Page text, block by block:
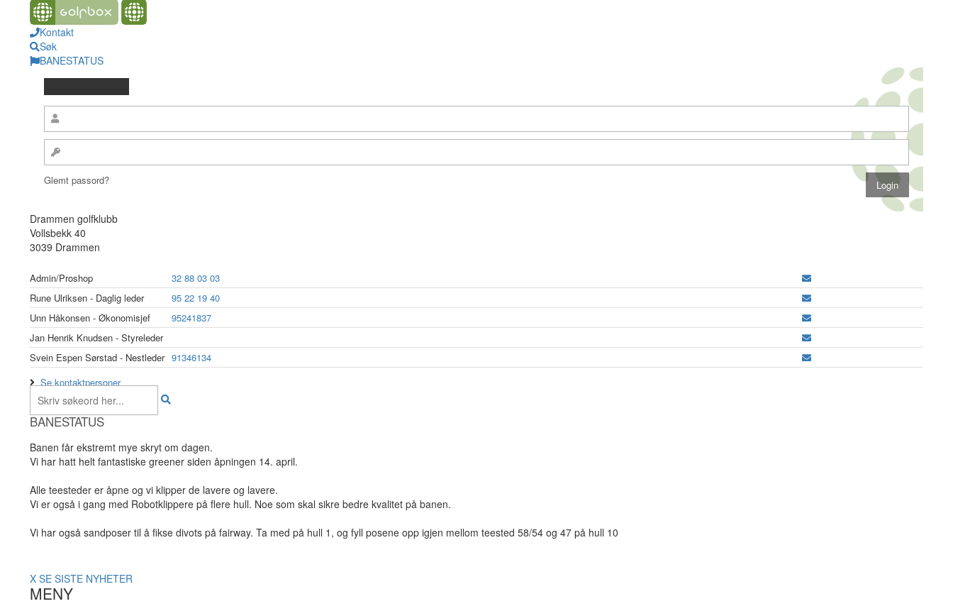
Kontakt
Søk
BANESTATUS
Glemt passord?
Drammen golfklubb
Vollsbekk 40
3039 Drammen
Admin/Proshop
32 88 03 03
Rune Ulriksen - Daglig leder
95 22 19 40
Unn Håkonsen - Økonomisjef
95241837
Jan Henrik Knudsen - Styreleder
Svein Espen Sørstad - Nestleder 91346134
Se kontaktpersoner
BANESTATUS
Banen får ekstremt mye skryt om dagen.
Vi har hatt helt fantastiske greener siden åpningen 14. april.
Alle teesteder er åpne og vi klipper de lavere og lavere.
Vi er også i gang med Robotklippere på flere hull. Noe som skal sikre bedre kvalitet på banen.
Vi har også sandposer til å fikse divots på fairway. Ta med på hull 1, og fyll posene opp igjen mellom teested 58/54 og 47 på hull 10
X SE SISTE NYHETER
MENY